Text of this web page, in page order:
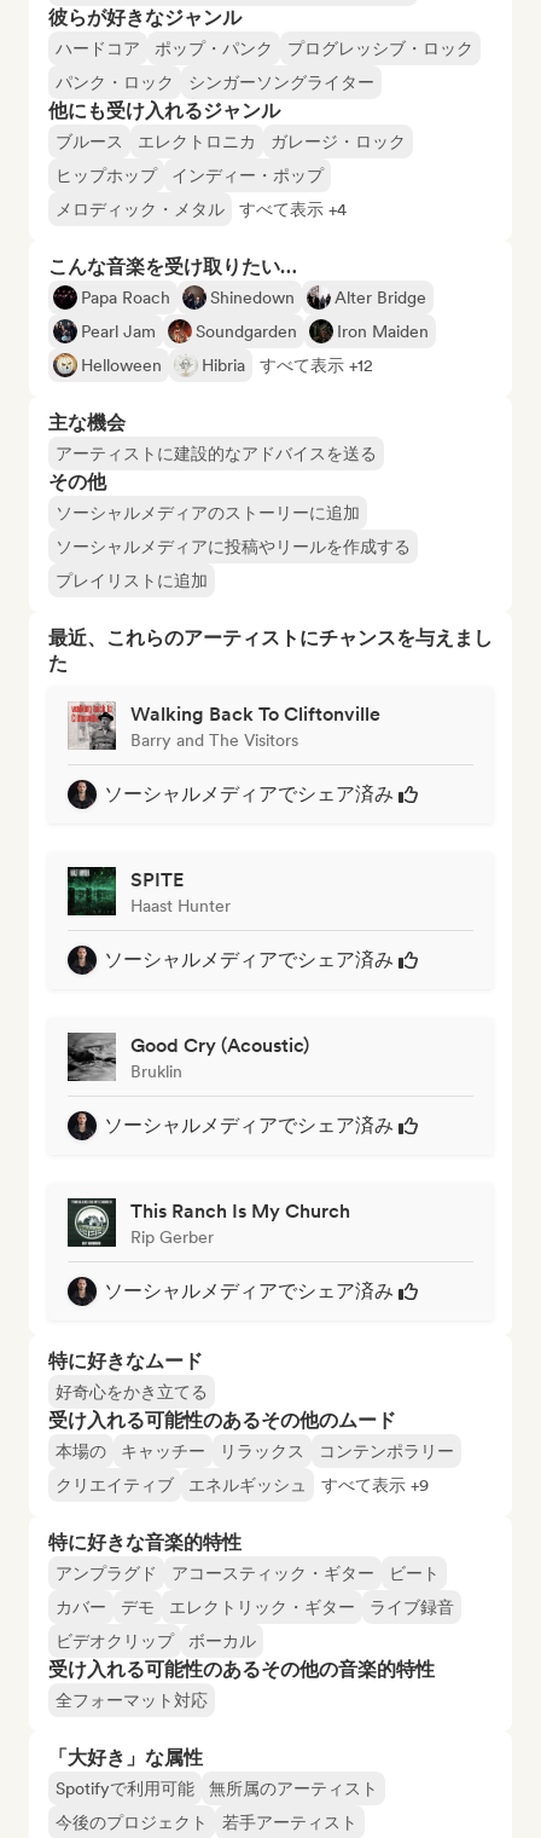
彼らが好きなジャンル
ハードコア ポップ・パンク
プログレッシブ・ロック
パンク・ロック
シンガーソングライター
他にも受け入れるジャンル
ブルース エレクトロニカ
ガレージ・ロック
ヒップホップ
インディー・ポップ
メロディック・メタル
すべて表示 +4
こんな音楽を受け取りたい…
Papa Roach Shinedown
Alter Bridge
Pearl Jam
Soundgarden
Iron Maiden
Helloween
Hibria すべて表示 +12
主な機会
アーティストに建設的なアドバイスを送る
その他
ソーシャルメディアのストーリーに追加
ソーシャルメディアに投稿やリールを作成する
プレイリストに追加
最近、これらのアーティストにチャンスを与えまし
た
Walking Back To Cliftonville
Barry and The Visitors
ソーシャルメディアでシェア済み
SPITE
Haast Hunter
ソーシャルメディアでシェア済み
Good Cry (Acoustic)
Bruklin
ソーシャルメディアでシェア済み
This Ranch Is My Church
Rip Gerber
ソーシャルメディアでシェア済み
特に好きなムード
好奇心をかき立てる
受け入れる可能性のあるその他のムード
本場の キャッチー リラックス
コンテンポラリー
クリエイティブ
エネルギッシュ すべて表示 +9
特に好きな音楽的特性
アンプラグド アコースティック・ギター
ビート
カバー
デモ エレクトリック・ギター
ライブ録音
ビデオクリップ
ボーカル
受け入れる可能性のあるその他の音楽的特性
全フォーマット対応
「大好き」な属性
Spotifyで利用可能
無所属のアーティスト
今後のプロジェクト
若手アーティスト